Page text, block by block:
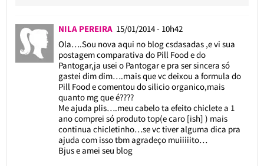
NILA PEREIRA 15/01/2014 - 10h42
Ola….Sou nova aqui no blog csdasadas ,e vi sua
postagem comparativa do Pill Food e do
Pantogar,ja usei o Pantogar e pra ser sincera só
gastei dim dim….mais que vc deixou a formula do
Pill Food e comentou do silicio organico,mais
quanto mg que é????
Me ajuda plis….meu cabelo ta efeito chiclete a 1
ano comprei só produto top(e caro [ish] ) mais
continua chicletinho…se vc tiver alguma dica pra
ajuda com isso tbm agradeço muiiiiito…
Bjus e amei seu blog